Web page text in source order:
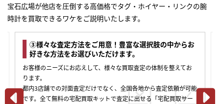
宝石広場が他店を圧倒する高価格でタグ・ホイヤー・リンクの腕
時計を買取できるワケをご説明いたします。
③様々な査定方法をご用意！豊富な選択肢の中からお
好きな方法をお選びいただけます。
お客様のニーズにお応えして、様々な買取査定の体制を整えてお
ります。
都内3店舗での対面査定だけでなく、全国各地から査定依頼が可能
です。全て無料の宅配買取キットで査定に出せる「宅配買取サー